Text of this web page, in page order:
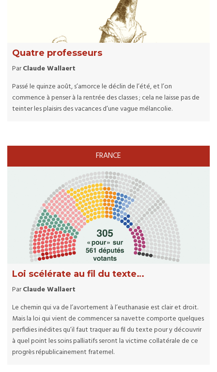
Quatre professeurs
ParClaude Wallaert
Passé le quinze août, s’amorce le déclin de l’été, et l’on
commence à penser à la rentrée des classes ; cela ne laisse pas de
teinter les plaisirs des vacances d’une vague mélancolie.
FRANCE
Loi scélérate au fil du texte…
ParClaude Wallaert
Le chemin qui va de l’avortement à l’euthanasie est clair et droit.
Mais la loi qui vient de commencer sa navette comporte quelques
perfidies inédites qu’il faut traquer au fil du texte pour y découvrir
à quel point les soins palliatifs seront la victime collatérale de ce
progrès républicainement fraternel.